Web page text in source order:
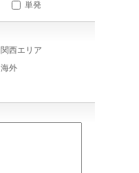
単発
関西エリア
海外